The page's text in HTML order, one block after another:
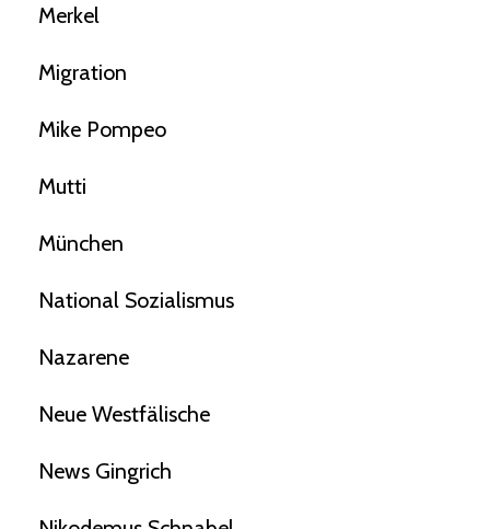
Merkel
Migration
Mike Pompeo
Mutti
München
National Sozialismus
Nazarene
Neue Westfälische
News Gingrich